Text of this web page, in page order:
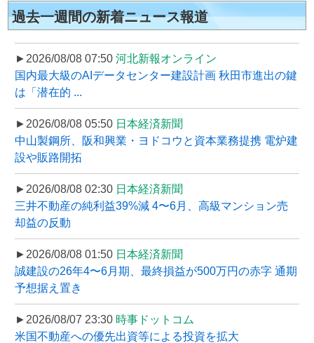
過去一週間の新着ニュース報道
►2026/08/08 07:50 河北新報オンライン
国内最大級のAIデータセンター建設計画 秋田市進出の鍵
は「潜在的 ...
►2026/08/08 05:50 日本経済新聞
中山製鋼所、阪和興業・ヨドコウと資本業務提携 電炉建
設や販路開拓
►2026/08/08 02:30 日本経済新聞
三井不動産の純利益39%減 4〜6月、高級マンション売
却益の反動
►2026/08/08 01:50 日本経済新聞
誠建設の26年4〜6月期、最終損益が500万円の赤字 通期
予想据え置き
►2026/08/07 23:30 時事ドットコム
米国不動産への優先出資等による投資を拡大